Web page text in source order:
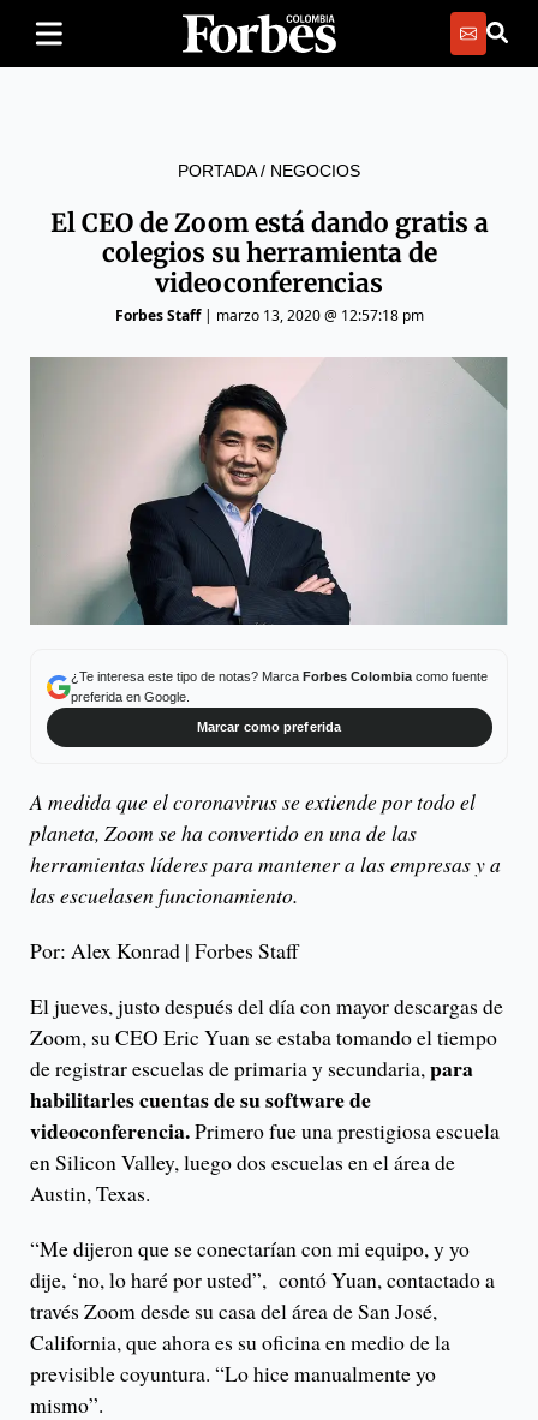
PORTADA/ NEGOCIOS
El CEO de Zoom está dando gratis a
colegios su herramienta de
videoconferencias
Forbes Staff| marzo 13, 2020 @ 12:57:18 pm
¿Te interesa este tipo de notas? Marca Forbes Colombiacomo fuente
preferida en Google.
Marcar como preferida
A medida que el coronavirus se extiende por todo el
planeta, Zoom se ha convertido en una de las
herramientas líderes para mantener a las empresas y a
las escuelasen funcionamiento.
Por: Alex Konrad | Forbes Staff
El jueves, justo después del día con mayor descargas de
Zoom, su CEO Eric Yuan se estaba tomando el tiempo
de registrar escuelas de primaria y secundaria, para
habilitarles cuentas de su software de
videoconferencia.Primero fue una prestigiosa escuela
en Silicon Valley, luego dos escuelas en el área de
Austin, Texas.
“Me dijeron que se conectarían con mi equipo, y yo
dije, ‘no, lo haré por usted”, contó Yuan, contactado a
través Zoom desde su casa del área de San José,
California, que ahora es su oficina en medio de la
previsible coyuntura. “Lo hice manualmente yo
mismo”.